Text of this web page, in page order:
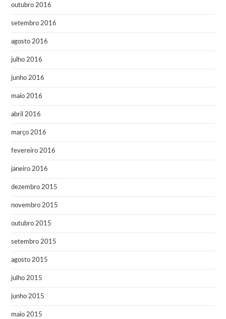
outubro 2016
setembro 2016
agosto 2016
julho 2016
junho 2016
maio 2016
abril 2016
março 2016
fevereiro 2016
janeiro 2016
dezembro 2015
novembro 2015
outubro 2015
setembro 2015
agosto 2015
julho 2015
junho 2015
maio 2015